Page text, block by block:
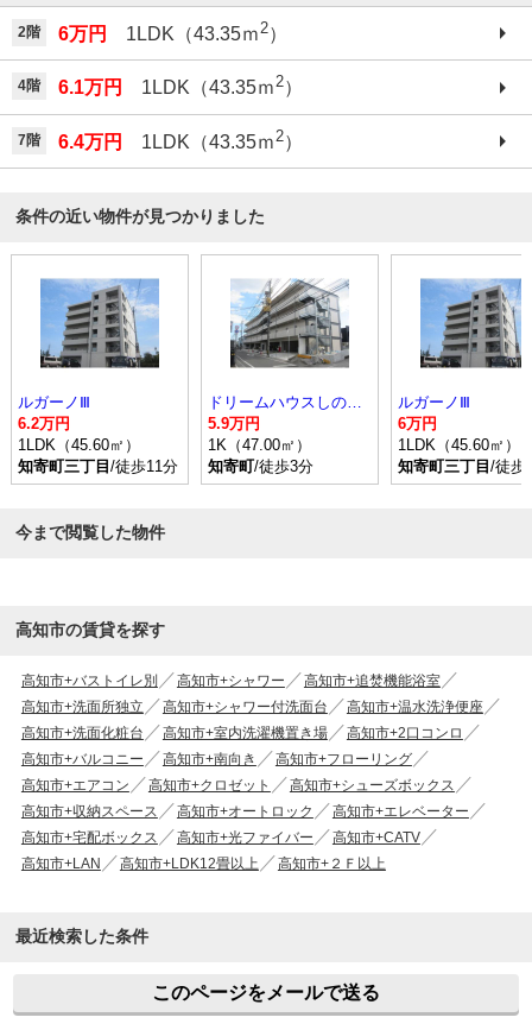
2階 6万円 1LDK（43.35ｍ2）
4階 6.1万円 1LDK（43.35ｍ2）
7階 6.4万円 1LDK（43.35ｍ 2）
条件の近い物件が見つかりました
ルガーノⅢ
6.2万円
1LDK（45.60㎡）
知寄町三丁目 /徒歩11分
ドリームハウスしののめ
5.9万円
1K（47.00㎡）
知寄町/徒歩3分
ルガーノⅢ
6万円
1LDK（45.60㎡）
知寄町三丁目 /徒歩
今まで閲覧した物件
高知市の賃貸を探す
高知市+バストイレ別 高知市+シャワー
高知市+追焚機能浴室
高知市+洗面所独立
高知市+シャワー付洗面台
高知市+温水洗浄便座
高知市+洗面化粧台
高知市+室内洗濯機置き場
高知市+2口コンロ
高知市+バルコニー
高知市+南向き
高知市+フローリング
高知市+エアコン
高知市+クロゼット
高知市+シューズボックス
高知市+収納スペース
高知市+オートロック
高知市+エレベーター
高知市+宅配ボックス
高知市+光ファイバー
高知市+CATV
高知市+LAN
高知市+LDK12畳以上 高知市+２Ｆ以上
最近検索した条件
このページをメールで送る